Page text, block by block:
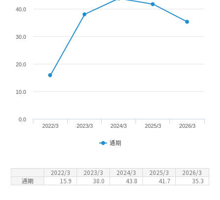
0.0
10.0
20.0
30.0
40.0
通期
2022/3 2023/3 2024/3 2025/3 2026/3
2022/3 2023/3 2024/3 2025/3
2026/3
通期
15.9 38.0 43.8 41.7 35.3